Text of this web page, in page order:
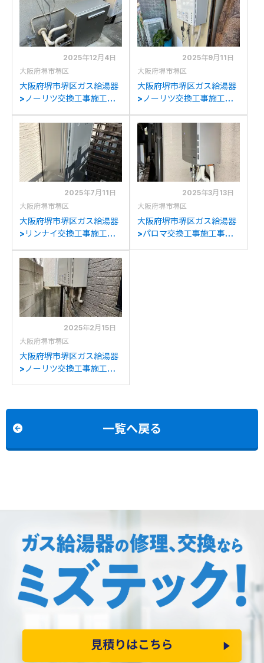
換
2025年12月4日
大阪府堺市堺区
大阪府堺市堺区ガス給湯器
>ノーリツ交換工事施工事
2450SARXからノーリツ
GT-C2472AR BLへの交換
2025年9月11日
大阪府堺市堺区
大阪府堺市堺区ガス給湯器
>ノーリツ交換工事施工事
1628SAWXからノーリツ
GT-2070SAW BLへの交
換
2025年7月11日
大阪府堺市堺区
大阪府堺市堺区ガス給湯器
>リンナイ交換工事施工事
E2400SAW2-1からリン
ナイRVD-E2405SAW2-
1(C)への交換
2025年3月13日
大阪府堺市堺区
大阪府堺市堺区ガス給湯器
>パロマ交換工事施工事
2025年2月15日
大阪府堺市堺区
大阪府堺市堺区ガス給湯器
>ノーリツ交換工事施工事
一覧へ戻る
見積りはこちら